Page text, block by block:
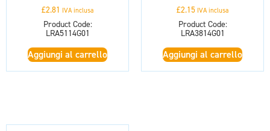
£2.81 IVA inclusa
Product Code:
LRA5114G01
Aggiungi al carrello
£2.15 IVA inclusa
Product Code:
LRA3814G01
Aggiungi al carrello